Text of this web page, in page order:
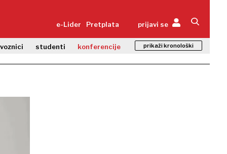
e-Lider Pretplata prijavi se
studenti konferencije prikaži kronološki